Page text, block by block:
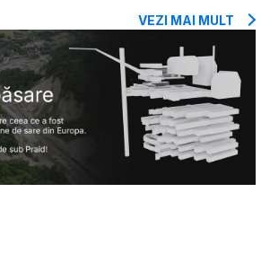
VEZI MAI MULT